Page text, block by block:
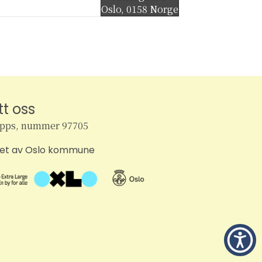
Oslo, 0158 Norge
oss
nummer 97705
av Oslo kommune